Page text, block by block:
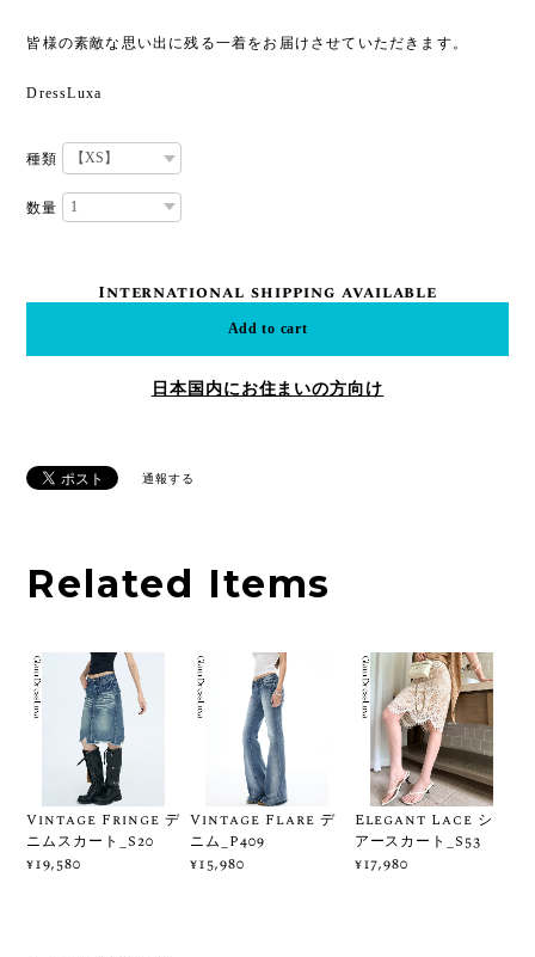
皆様の素敵な思い出に残る一着をお届けさせていただきます。
DressLuxa
種類
数量
International shipping available
Add to cart
日本国内にお住まいの方向け
通報する
Related Items
Vintage Fringe デ
ニムスカート_S20
¥19,580
Vintage Flare デ
ニム_P409
¥15,980
Elegant Lace シ
アースカート_S53
¥17,980